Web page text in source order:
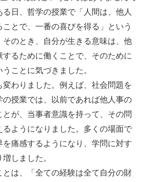
る日、哲学の授業で「人間は、他人
とで、一番の喜びを得る」という
そのとき、自分が生きる意味は、他
するために働くことで、そのために
ことに気づきました。
わりました。例えば、社会問題を
の授業では、以前であれば他人事の
とが、当事者意識を持って、その問
るようになりました。多くの場面で
を痛感するようになり、学問に対す
しました。
は、「全ての経験は全て自分の財